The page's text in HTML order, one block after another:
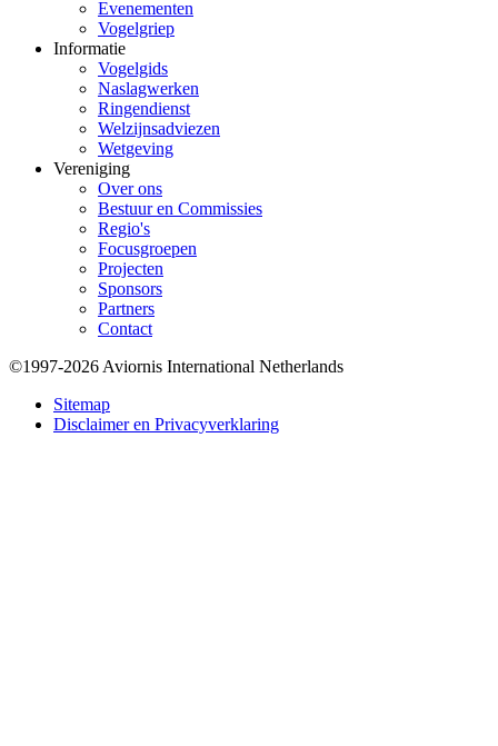
Evenementen
Vogelgriep
Informatie
Vogelgids
Naslagwerken
Ringendienst
Welzijnsadviezen
Wetgeving
Vereniging
Over ons
Bestuur en Commissies
Regio's
Focusgroepen
Projecten
Sponsors
Partners
Contact
Bottom
©1997-2026 Aviornis International Netherlands
Sitemap
Disclaimer en Privacyverklaring